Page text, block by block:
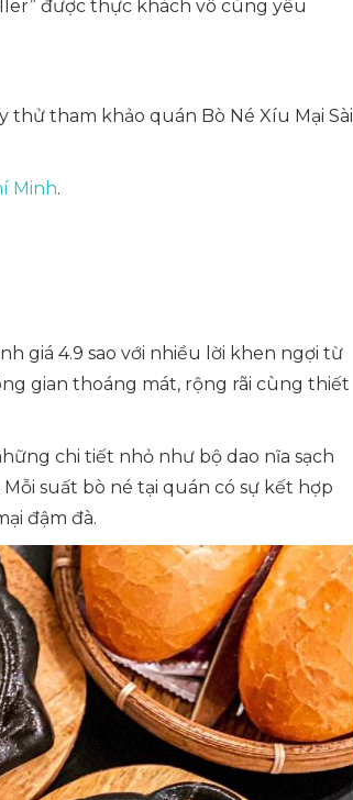
được thực khách vô cùng yêu
tham khảo quán Bò Né Xíu Mại Sài
Minh.
giá 4.9 sao với nhiều lời khen ngợi từ
gian thoáng mát, rộng rãi cùng thiết
chi tiết nhỏ như bộ dao nĩa sạch
suất bò né tại quán có sự kết hợp
đậm đà.